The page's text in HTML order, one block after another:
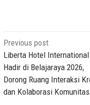
Post
navigation
Previous post
Liberta Hotel International
Hadir di Belajaraya 2026,
Dorong Ruang Interaksi
dan Kolaborasi Komunitas